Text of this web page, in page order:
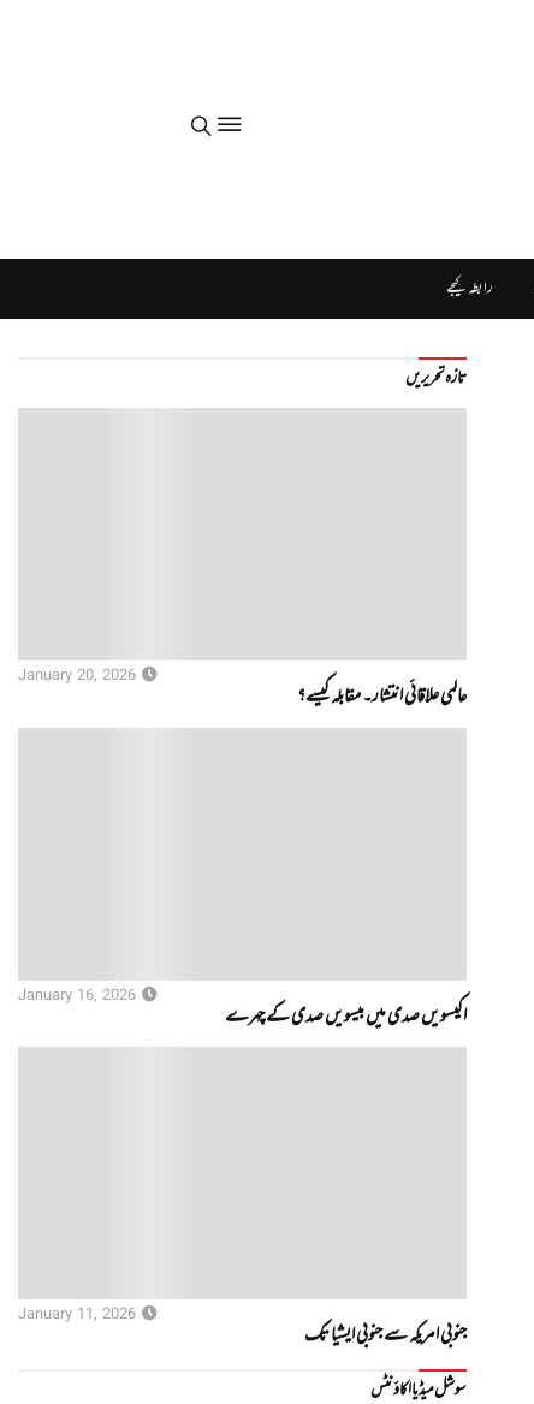
رابطہ کیجے
تازہ تحریریں
عالمی علاقائی انتشار۔ مقابلہ کیسے؟
January 20, 2026
اکیسویں صدی میں بیسویں صدی کے چہرے
January 16, 2026
جنوبی امریکہ سے جنوبی ایشیا تک
January 11, 2026
سوشل میڈیا اکاؤنٹس